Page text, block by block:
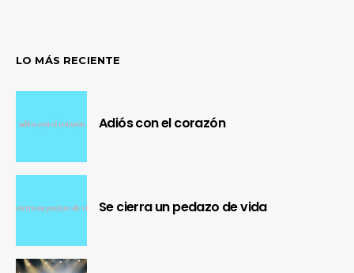
LO MÁS RECIENTE
Adiós con el corazón
Se cierra un pedazo de vida